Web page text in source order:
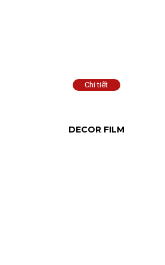
DECOR FILM